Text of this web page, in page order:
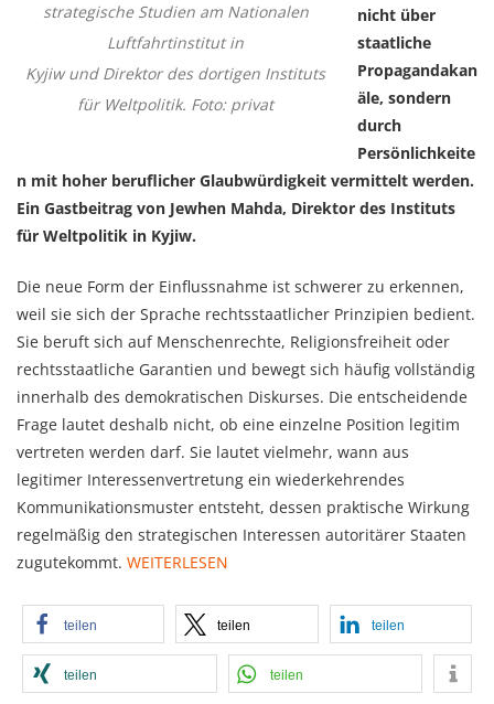
strategische Studien am Nationalen
Luftfahrtinstitut in
Kyjiw und Direktor des dortigen Instituts
für Weltpolitik. Foto: privat
nicht über
staatliche
Propagandakan
äle, sondern
durch
Persönlichkeite
n mit hoher beruflicher Glaubwürdigkeit vermittelt werden.
Ein Gastbeitrag von Jewhen Mahda, Direktor des Instituts
für Weltpolitik in Kyjiw.
Die neue Form der Einflussnahme ist schwerer zu erkennen,
weil sie sich der Sprache rechtsstaatlicher Prinzipien bedient.
Sie beruft sich auf Menschenrechte, Religionsfreiheit oder
rechtsstaatliche Garantien und bewegt sich häufig vollständig
innerhalb des demokratischen Diskurses. Die entscheidende
Frage lautet deshalb nicht, ob eine einzelne Position legitim
vertreten werden darf. Sie lautet vielmehr, wann aus
legitimer Interessenvertretung ein wiederkehrendes
Kommunikationsmuster entsteht, dessen praktische Wirkung
regelmäßig den strategischen Interessen autoritärer Staaten
zugutekommt. WEITERLESEN
teilen teilen teilen
teilen teilen